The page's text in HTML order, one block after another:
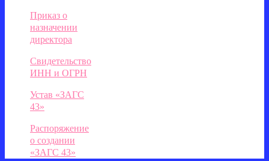
Приказ о
назначении
директора
Свидетельство
ИНН и ОГРН
Устав «ЗАГС
43»
Распоряжение
о создании
«ЗАГС 43»